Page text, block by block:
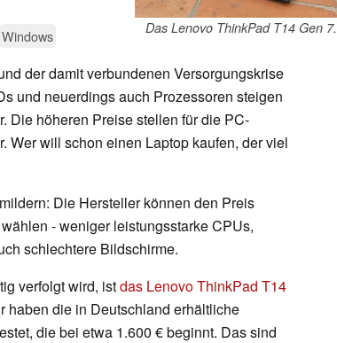
Das Lenovo ThinkPad T14 Gen 7.
Windows
der damit verbundenen Versorgungskrise
und neuerdings auch Prozessoren steigen
Die höheren Preise stellen für die PC-
Wer will schon einen Laptop kaufen, der viel
Die Hersteller können den Preis
- weniger leistungsstarke CPUs,
schlechtere Bildschirme.
verfolgt wird, istdas Lenovo ThinkPad T14
haben die in Deutschland erhältliche
die bei etwa 1.600 € beginnt. Das sind